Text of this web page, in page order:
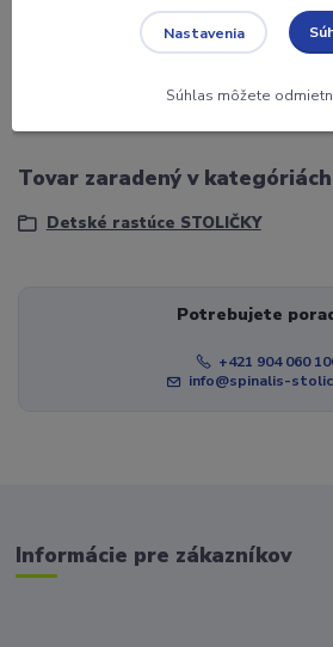
štandardnému stolu tj. výška cca
namiesto štandardného piestu kúpiť
, kde už táto opora v
Tovar zaradený v kategóriách
Detské rastúce STOLIČKY
Potrebujete
+421 904 060
info@spinalis-
Informácie pre zákazníkov
Nastavenia
Súhlas môžete